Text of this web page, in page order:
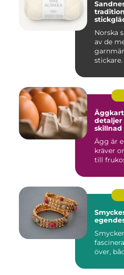
Norska
av de
detaljer
skillnad
Ägg är
kräver
till
över,